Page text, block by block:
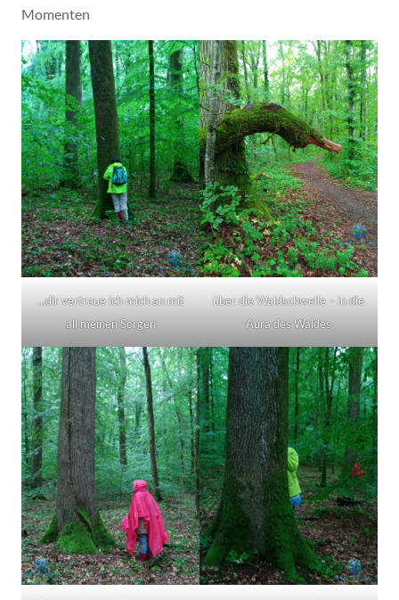
Momenten
…dir vertraue ich mich an mit
all meinen Sorgen
über die Waldschwelle – in die
Aura des Waldes